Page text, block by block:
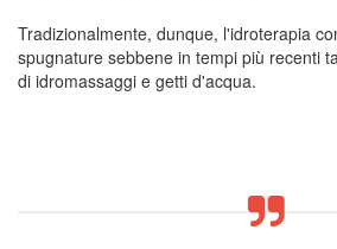
Tradizionalmente, dunque, l'idroterapia
spugnature sebbene in tempi più recenti
di idromassaggi e getti d'acqua.